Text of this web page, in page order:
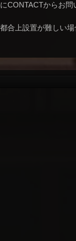
CONTACTからお問
合上設置が難しい場